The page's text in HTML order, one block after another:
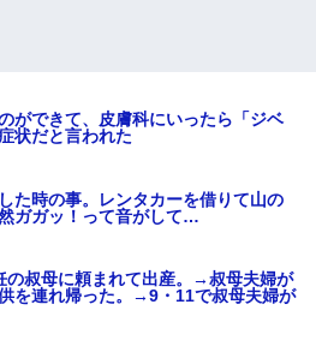
ができて、皮膚科にいったら「ジベ
状だと言われた
た時の事。レンタカーを借りて山の
ガガッ！って音がして…
の叔母に頼まれて出産。→叔母夫婦が
を連れ帰った。→9・11で叔母夫婦が